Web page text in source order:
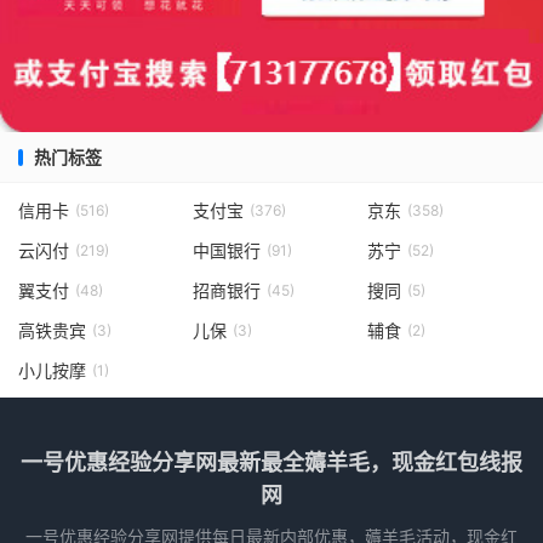
热门标签
信用卡 (516) 支付宝 (376) 京东 (358)
云闪付 (219) 中国银行 (91) 苏宁 (52)
翼支付 (48) 招商银行 (45) 搜同 (5)
高铁贵宾 (3) 儿保 (3) 辅食 (2)
小儿按摩 (1)
一号优惠经验分享网最新最全薅羊毛，现金红包线报
网
一号优惠经验分享网提供每日最新内部优惠，薅羊毛活动，现金红